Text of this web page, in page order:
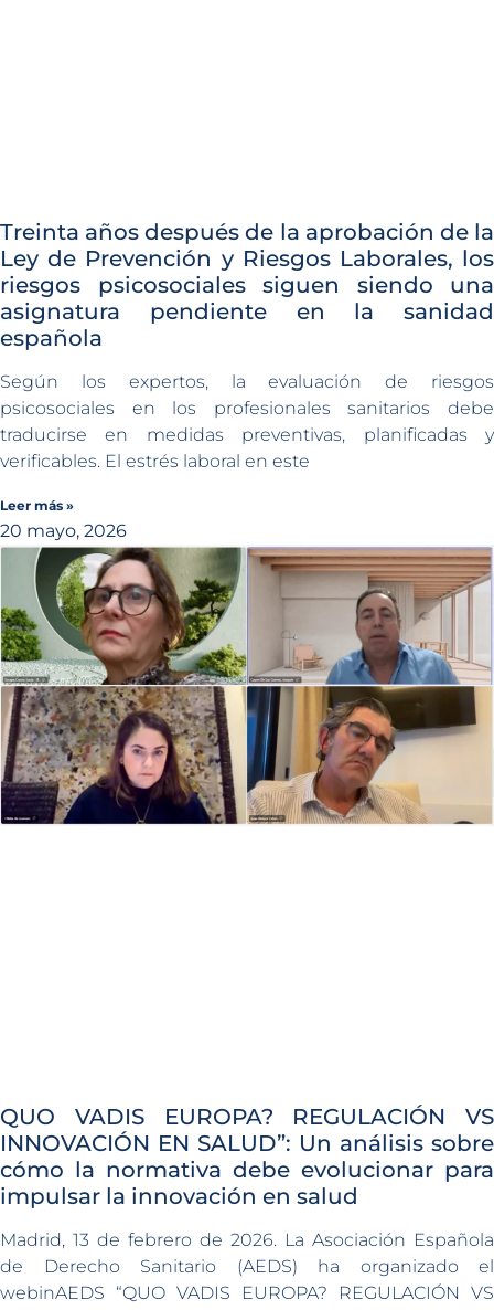
Treinta años después de la aprobación de la
Ley de Prevención y Riesgos Laborales, los
riesgos psicosociales siguen siendo una
asignatura pendiente en la sanidad
española
Según los expertos, la evaluación de riesgos
psicosociales en los profesionales sanitarios debe
traducirse en medidas preventivas, planificadas y
verificables. El estrés laboral en este
Leer más »
20 mayo, 2026
QUO VADIS EUROPA? REGULACIÓN VS
INNOVACIÓN EN SALUD”: Un análisis sobre
cómo la normativa debe evolucionar para
impulsar la innovación en salud
Madrid, 13 de febrero de 2026. La Asociación Española
de Derecho Sanitario (AEDS) ha organizado el
webinAEDS “QUO VADIS EUROPA? REGULACIÓN VS